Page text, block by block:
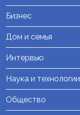
Бизнес
Дом и семья
Интервью
Наука и технологии
Общество